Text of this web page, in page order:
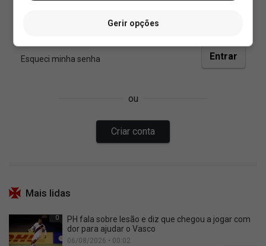
Mais lidas
0
PH fala sobre lesão e diz que chegou a jogar com
dor para ajudar o Vasco
06/08/2026 • 00:02
Gerir opções